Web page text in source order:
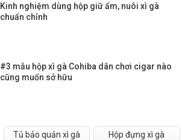
Kinh nghiệm dùng hộp giữ ẩm, nuôi xì gà
chuẩn chỉnh
#3 mẫu hộp xì gà Cohiba dân chơi cigar nào
cũng muốn sở hữu
Tủ bảo quản xì gà Hộp đựng xì gà